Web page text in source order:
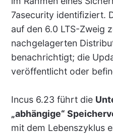
7asecurity identifiziert.
auf den 6.0 LTS-Zweig
nachgelagerten
benachrichtigt; die
veröffentlicht oder
Incus 6.23 führt die
„abhängige“
mit dem Lebenszyklus